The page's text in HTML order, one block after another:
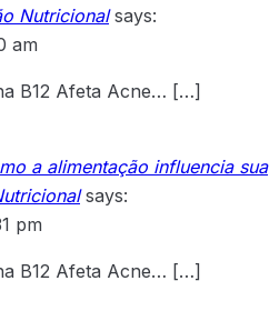
Nutricional says:
am
B12 Afeta Acne… […]
a alimentação influencia sua
says:
pm
B12 Afeta Acne… […]